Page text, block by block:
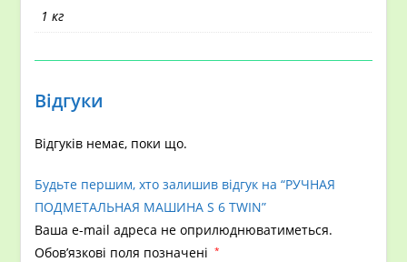
1 кг
Відгуки
Відгуків немає, поки що.
Будьте першим, хто залишив відгук на “РУЧНАЯ
ПОДМЕТАЛЬНАЯ МАШИНА S 6 TWIN”
Ваша e-mail адреса не оприлюднюватиметься.
Обов’язкові поля позначені
*